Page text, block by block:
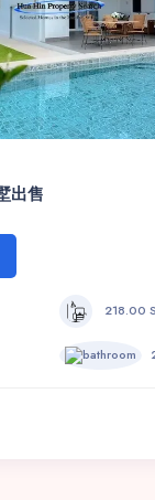
出售
218.00